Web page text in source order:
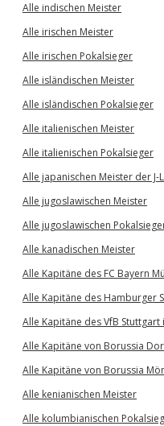
Alle indischen Meister
Alle irischen Meister
Alle irischen Pokalsieger
Alle isländischen Meister
Alle isländischen Pokalsieger
Alle italienischen Meister
Alle italienischen Pokalsieger
Alle japanischen Meister der J-
Alle jugoslawischen Meister
Alle jugoslawischen
Alle kanadischen Meister
Alle Kapitäne des FC Bayern
Alle Kapitäne des Hamburger
Alle Kapitäne des VfB
Alle Kapitäne von Borussia
Alle Kapitäne von Borussia
Alle kenianischen Meister
Alle kolumbianischen